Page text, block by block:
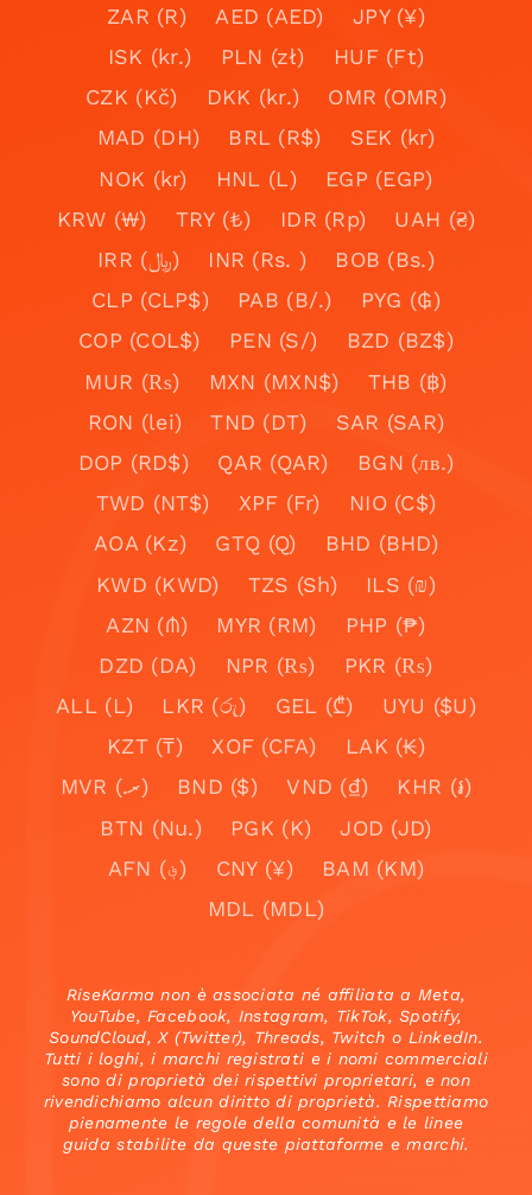
ZAR (R)
AED (AED)
JPY (¥)
ISK (kr.)
PLN (zł)
HUF (Ft)
CZK (Kč)
DKK (kr.)
OMR (OMR)
MAD (DH)
BRL (R$)
SEK (kr)
NOK (kr)
HNL (L)
EGP (EGP)
KRW (₩)
TRY (₺) IDR (Rp)
UAH (₴)
IRR (﷼)
INR (Rs. )
BOB (Bs.)
CLP (CLP$)
PAB (B/.)
PYG (₲)
COP (COL$)
PEN (S/)
BZD (BZ$)
MUR (₨)
MXN (MXN$)
THB (฿)
RON (lei)
TND (DT)
SAR (SAR)
DOP (RD$)
QAR (QAR)
BGN (лв.)
TWD (NT$)
XPF (Fr)
NIO (C$)
AOA (Kz)
GTQ (Q)
BHD (BHD)
KWD (KWD)
TZS (Sh)
ILS (₪)
AZN (₼)
MYR (RM)
PHP (₱)
DZD (DA)
NPR (₨)
PKR (₨)
ALL (L)
LKR (රු) GEL (₾)
UYU ($U)
KZT (₸)
XOF (CFA)
LAK (₭)
MVR (.ރ)
BND ($) VND (₫)
KHR (៛)
BTN (Nu.)
PGK (K)
JOD (JD)
AFN (؋)
CNY (¥)
BAM (KM)
MDL (MDL)
RiseKarma non è associata né affiliata a Meta,
YouTube, Facebook, Instagram, TikTok, Spotify,
SoundCloud, X (Twitter), Threads, Twitch o LinkedIn.
Tutti i loghi, i marchi registrati e i nomi commerciali
sono di proprietà dei rispettivi proprietari, e non
rivendichiamo alcun diritto di proprietà. Rispettiamo
pienamente le regole della comunità e le linee
guida stabilite da queste piattaforme e marchi.